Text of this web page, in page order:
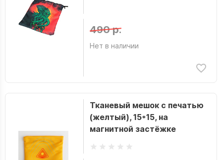
490 р.
Нет в наличии
Тканевый мешок с печатью
(желтый), 15*15, на
магнитной застёжке